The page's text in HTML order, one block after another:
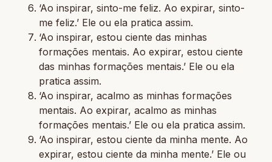
‘Ao inspirar, sinto-me feliz. Ao expirar, sinto-
me feliz.’ Ele ou ela pratica assim.
‘Ao inspirar, estou ciente das minhas
formações mentais. Ao expirar, estou ciente
das minhas formações mentais.’ Ele ou ela
pratica assim.
‘Ao inspirar, acalmo as minhas formações
mentais. Ao expirar, acalmo as minhas
formações mentais.’ Ele ou ela pratica assim.
‘Ao inspirar, estou ciente da minha mente. Ao
expirar, estou ciente da minha mente.’ Ele ou